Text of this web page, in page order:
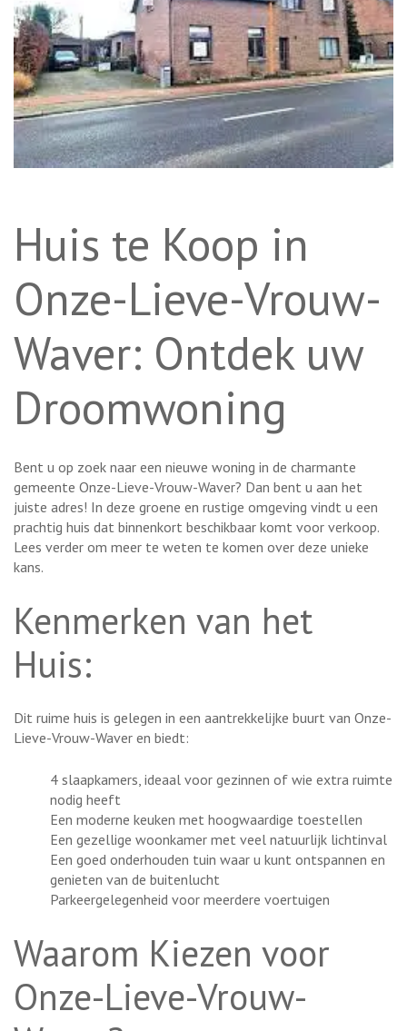
Huis te Koop in
Onze-Lieve-Vrouw-
Waver: Ontdek uw
Droomwoning
Bent u op zoek naar een nieuwe woning in de charmante
gemeente Onze-Lieve-Vrouw-Waver? Dan bent u aan het
juiste adres! In deze groene en rustige omgeving vindt u een
prachtig huis dat binnenkort beschikbaar komt voor verkoop.
Lees verder om meer te weten te komen over deze unieke
kans.
Kenmerken van het
Huis:
Dit ruime huis is gelegen in een aantrekkelijke buurt van Onze-
Lieve-Vrouw-Waver en biedt:
4 slaapkamers, ideaal voor gezinnen of wie extra ruimte
nodig heeft
Een moderne keuken met hoogwaardige toestellen
Een gezellige woonkamer met veel natuurlijk lichtinval
Een goed onderhouden tuin waar u kunt ontspannen en
genieten van de buitenlucht
Parkeergelegenheid voor meerdere voertuigen
Waarom Kiezen voor
Onze-Lieve-Vrouw-